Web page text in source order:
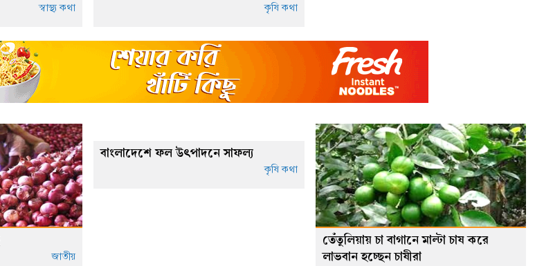
স্বাস্থ্য কথা কৃষি কথা
জাতীয়
বাংলাদেশে ফল উৎপাদনে সাফল্য
কৃষি কথা
তেঁতুলিয়ায় চা বাগানে মাল্টা চাষ করে
লাভবান হচ্ছেন চাষীরা